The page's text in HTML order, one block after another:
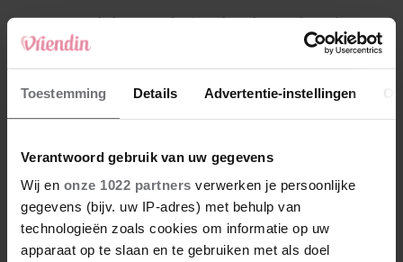
Toestemming Details Advertentie-instellingen
Verantwoord gebruik van uw gegevens
Wij en onze 1022 partners verwerken je persoonlijke
gegevens (bijv. uw IP-adres) met behulp van
technologieën zoals cookies om informatie op uw
apparaat op te slaan en te gebruiken met als doel
4 Makelaar Mandy: ‘Een bericht van de BN’er.
Een foto. Mijn lijf reageert’
5 Makelaar Mandy: ‘Vrijdagavond belde Bart.
Hij sprak eng kalm’
Nieuw